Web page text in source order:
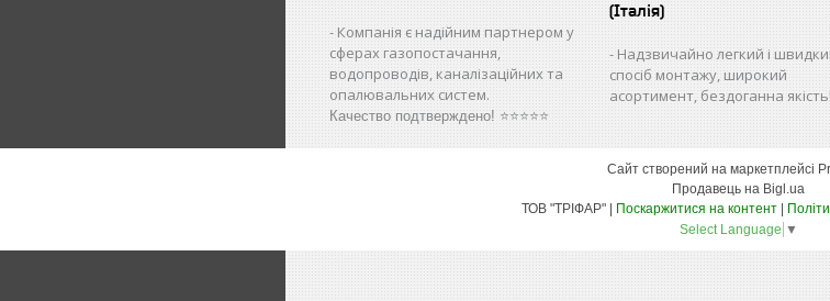
Компанія є надійним партнером у
сферах газопостачання,
водопроводів, каналізаційних та
опалювальних систем.
(Італія)
Надзвичайно легкий і
спосіб монтажу, широкий
асортимент, бездоганна якість!
Качество подтверждено! ⭐⭐⭐⭐⭐
Сайт створений на маркетплейсі
Продавець на Bigl.ua
Поскаржитися на контент
Select Language ▼